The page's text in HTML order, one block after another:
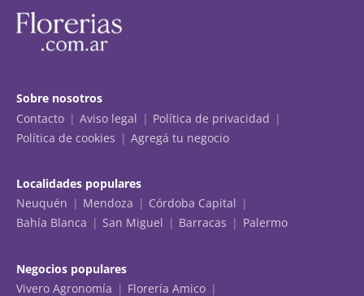
Sobre nosotros
Contacto
Aviso legal
Política de privacidad
Política de cookies
Agregá tu negocio
Localidades populares
Neuquén
Mendoza
Córdoba Capital
Bahía Blanca
San Miguel Barracas Palermo
Negocios populares
Vivero Agronomía
Florería Amico